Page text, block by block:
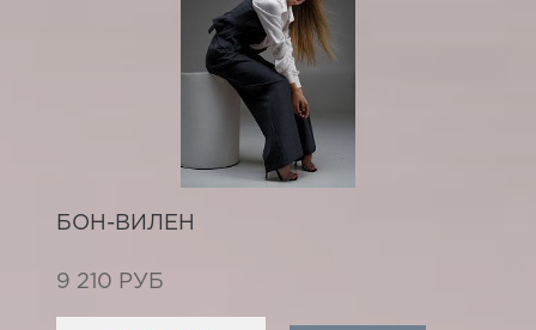
БОН-ВИЛЕН
9 210 РУБ